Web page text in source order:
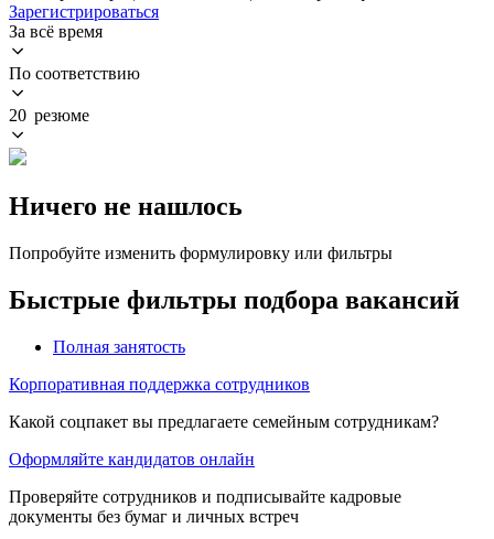
Зарегистрироваться
За всё время
По соответствию
20 резюме
Ничего не нашлось
Попробуйте изменить формулировку или фильтры
Быстрые фильтры подбора вакансий
Полная занятость
Корпоративная поддержка сотрудников
Какой соцпакет вы предлагаете семейным сотрудникам?
Оформляйте кандидатов онлайн
Проверяйте сотрудников и подписывайте кадровые
документы без бумаг и личных встреч